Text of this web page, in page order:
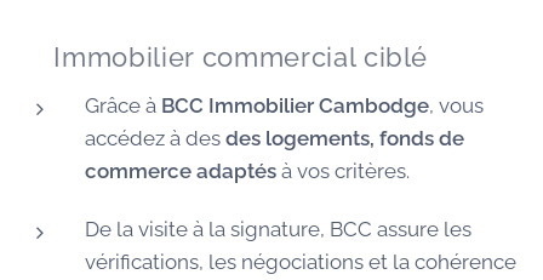
🏠 Immobilier commercial ciblé
Grâce à BCC Immobilier Cambodge, vous
accédez à des des logements, fonds de
commerce adaptés à vos critères.
De la visite à la signature, BCC assure les
vérifications, les négociations et la cohérence